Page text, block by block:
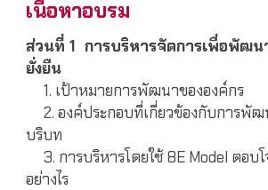
เนื้อหาอบรม
ส่วนที่ 1 การบริหารจัดการเพื่อพัฒน
ยั่งยืน
1. เป้าหมายการพัฒนาขององค์กร
2. องค์ประกอบที่เกี่ยวข้องกับการพั
บริบท
3. การบริหารโดยใช้ 8E Model ตอบ
อย่างไร